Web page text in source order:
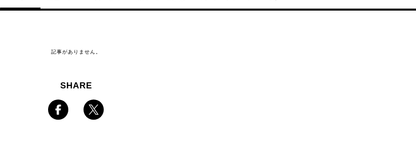
記事がありません。
SHARE